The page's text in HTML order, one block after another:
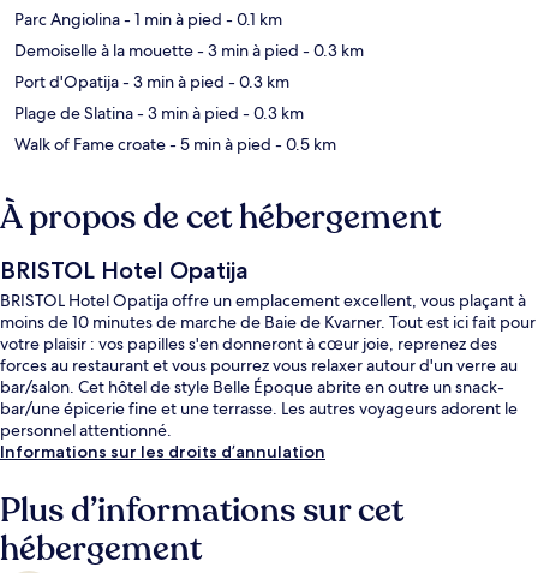
Parc Angiolina- 1 min à pied - 0.1 km
Demoiselle à la mouette- 3 min à pied - 0.3 km
Port d'Opatija- 3 min à pied - 0.3 km
Plage de Slatina- 3 min à pied - 0.3 km
Walk of Fame croate- 5 min à pied - 0.5 km
À propos de cet hébergement
BRISTOL Hotel Opatija
BRISTOL Hotel Opatija offre un emplacement excellent, vous plaçant à
moins de 10 minutes de marche de Baie de Kvarner. Tout est ici fait pour
votre plaisir : vos papilles s'en donneront à cœur joie, reprenez des
forces au restaurant et vous pourrez vous relaxer autour d'un verre au
bar/salon. Cet hôtel de style Belle Époque abrite en outre un snack-
bar/une épicerie fine et une terrasse. Les autres voyageurs adorent le
personnel attentionné.
Informations sur les droits d’annulation
Plus d’informations sur cet
hébergement